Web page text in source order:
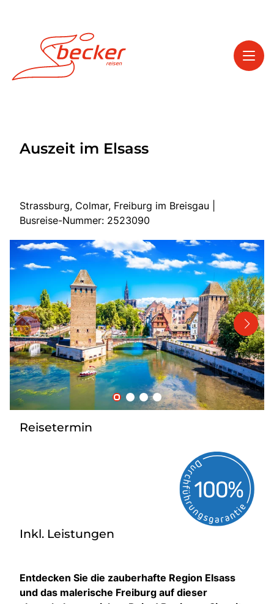
Service
Start
Tagesfahrten
Mehrtagesfahrten
Bus mieten
Katalog anfordern
Gutscheine
Service & Kontakt
Auszeit im Elsass
Strassburg, Colmar, Freiburg im Breisgau |
Busreise-Nummer: 2523090
Reisetermin
Inkl. Leistungen
Entdecken Sie die zauberhafte Region Elsass
und das malerische Freiburg auf dieser